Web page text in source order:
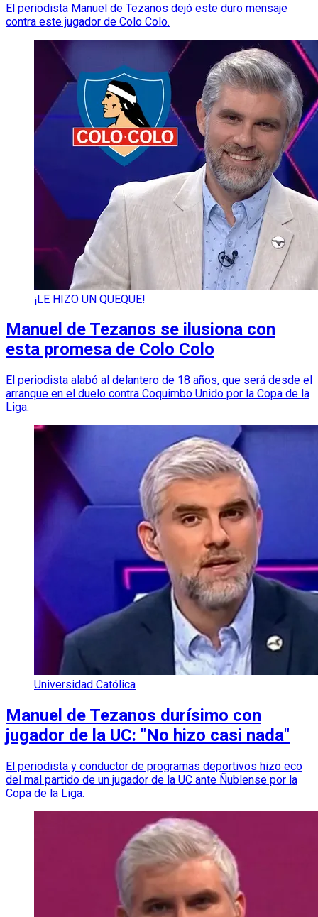
El periodista Manuel de Tezanos dejó este duro mensaje
contra este jugador de Colo Colo.
¡LE HIZO UN QUEQUE!
Manuel de Tezanos se ilusiona con
esta promesa de Colo Colo
El periodista alabó al delantero de 18 años, que será desde el
arranque en el duelo contra Coquimbo Unido por la Copa de la
Liga.
Universidad Católica
Manuel de Tezanos durísimo con
jugador de la UC: "No hizo casi nada"
El periodista y conductor de programas deportivos hizo eco
del mal partido de un jugador de la UC ante Ñublense por la
Copa de la Liga.